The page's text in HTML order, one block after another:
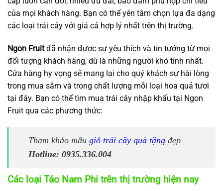
của mọi khách hàng. Bạn có thể yên tâm chọn lựa đa dạng
các loại trái cây với giá cả hợp lý nhất trên thị trường.
Ngon Fruitđã nhận được sự yêu thích và tin tưởng từ mọi
đối tượng khách hàng, dù là những người khó tính nhất.
Cửa hàng hy vọng sẽ mang lại cho quý khách sự hài lòng
trong mua sắm và trong chất lượng mỗi loại hoa quả tươi
tại đây. Bạn có thể tìm mua trái cây nhập khẩu tại Ngon
Fruit qua các phương thức:
Tham khảo mẫu giỏ trái cây quà tặng đẹp
Hotline: 0935.336.004
Các loại Táo Nam Phi trên thị trường hiện nay